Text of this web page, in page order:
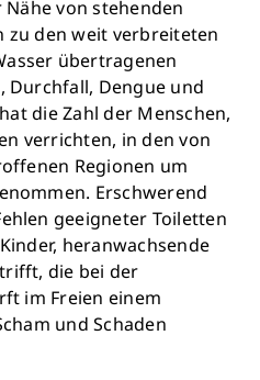
von stehenden
zu den weit verbreiteten
übertragenen
Durchfall, Dengue und
die Zahl der Menschen,
verrichten, in den von
Regionen um
Erschwerend
geeigneter Toiletten
heranwachsende
die bei der
im Freien einem
und Schaden
heute Leben